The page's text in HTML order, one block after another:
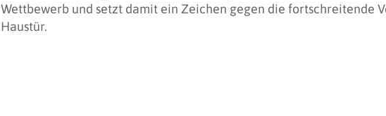
Wettbewerb und setzt damit ein Zeichen gegen die fortschreitende
Haustür.